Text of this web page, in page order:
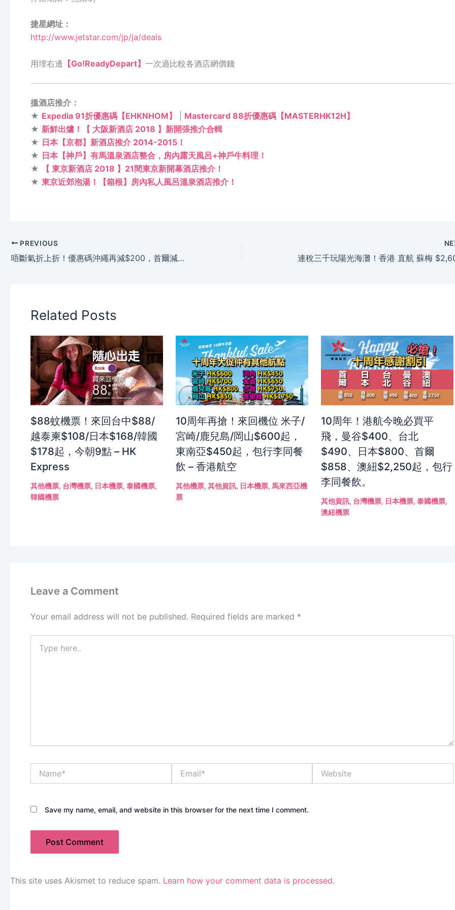
捷星網址：
http://www.jetstar.com/jp/ja/deals
用埋右邊 【Go!ReadyDepart】 一次過比較各酒店網價錢
搵酒店推介：
★ Expedia 91折優惠碼【EHKNHOM】
Mastercard 88折優惠碼【MASTERHK12H】
★ 新鮮出爐！【 大阪新酒店 2018 】新開張推介合輯
★ 日本【京都】新酒店推介 2014-2015！
★ 日本【神戶】有馬溫泉酒店整合，房內露天風呂+神戶牛料理！
★
【 東京新酒店 2018 】21間東京新開幕酒店推介！
★ 東京近郊泡湯！【箱根】房內私人風呂溫泉酒店推介！
PREVIOUS
唔斷氣折上折！優惠碼沖繩再減$200，首爾減$300、札幌/澳紐減$500，只限2日 – 香港航空
Related Posts
$88蚊機票！來回台中$88/
越泰柬$108/日本$168/韓國
$178起，今朝9點 – HK
Express
其他機票, 台灣機票, 日本機票, 泰國機票,
韓國機票
10周年再搶！來回機位 米子/
宮崎/鹿兒島/岡山$600起，
東南亞$450起，包行李同餐
飲 – 香港航空
其他機票, 其他資訊, 日本機票, 馬來西亞機
票
10周年！港航今晚必買平
飛，曼谷$400、台北
$490、日本$800、首爾
$858、澳紐$2,250起，包行
李同餐飲。
其他資訊, 台灣機票, 日本機票, 泰國機票,
澳紐機票
Leave a Comment
Your email address will not be published. Required fields are marked *
here..
Save my name, email, and website in this browser for the next time I comment.
This site uses Akismet to reduce spam. Learn how your comment data is processed.